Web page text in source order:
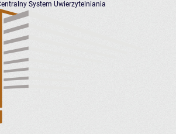
System Uwierzytelniania